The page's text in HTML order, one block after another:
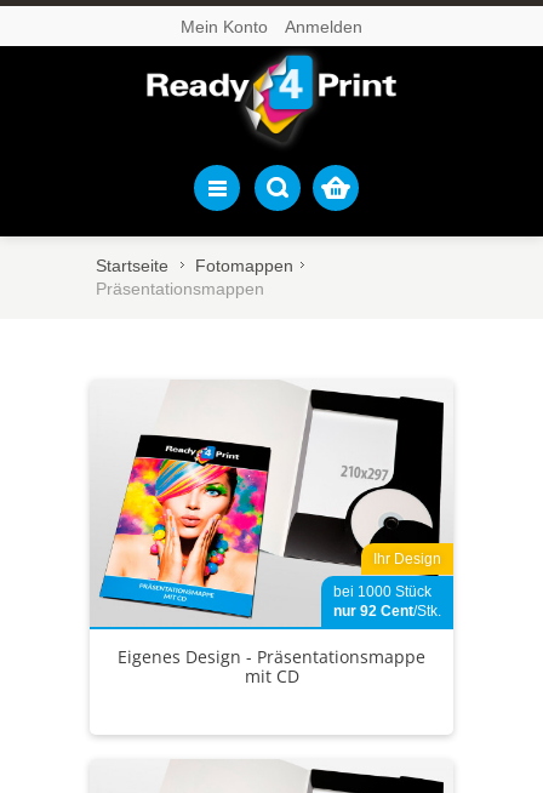
Mein Konto Anmelden
Startseite
Fotomappen
Präsentationsmappen
Ihr Design
bei 1000 Stück
nur 92 Cent/Stk.
Eigenes Design - Präsentationsmappe
mit CD